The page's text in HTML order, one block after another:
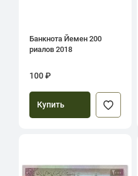
Банкнота Йемен 200
риалов 2018
100 ₽
Купить